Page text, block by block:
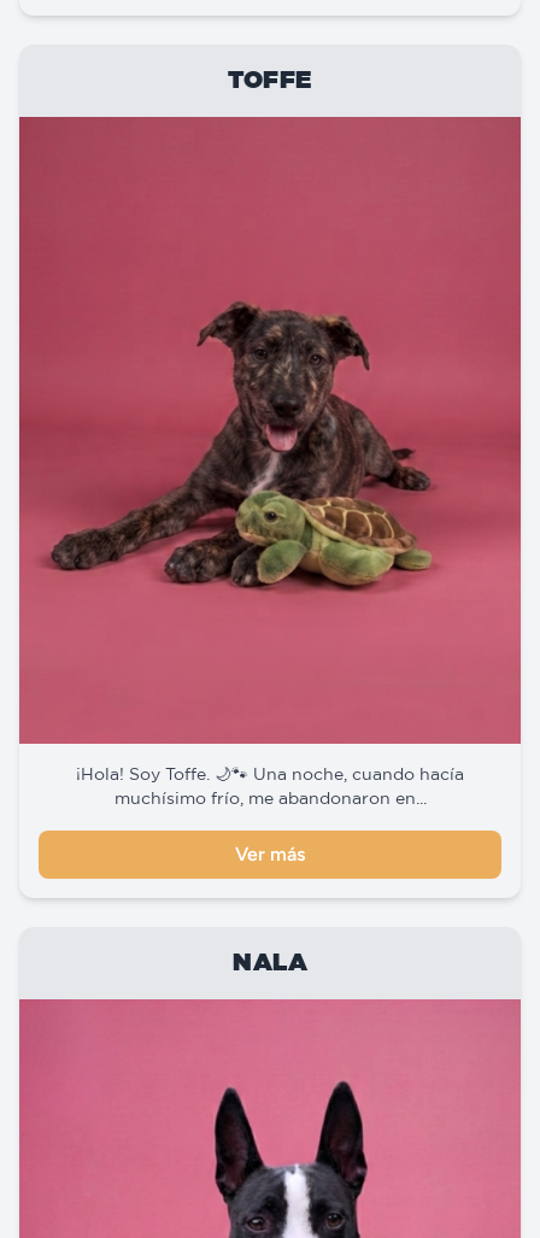
TOFFE
¡Hola! Soy Toffe. 🌙🐾 Una noche, cuando hacía
muchísimo frío, me abandonaron en...
Ver más
NALA